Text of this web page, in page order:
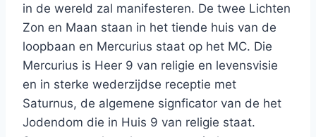
in de wereld zal manifesteren. De twee Lichten
Zon en Maan staan in het tiende huis van de
loopbaan en Mercurius staat op het MC. Die
Mercurius is Heer 9 van religie en levensvisie
en in sterke wederzijdse receptie met
Saturnus, de algemene signficator van de het
Jodendom die in Huis 9 van religie staat.